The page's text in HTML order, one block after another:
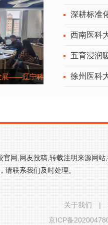
展——辽宁科
深耕标准
西南医科
五育浸润
徐州医科
网,网友投稿,转载注明来源网
请联系我们及时处理。
关于我们 |
京ICP备